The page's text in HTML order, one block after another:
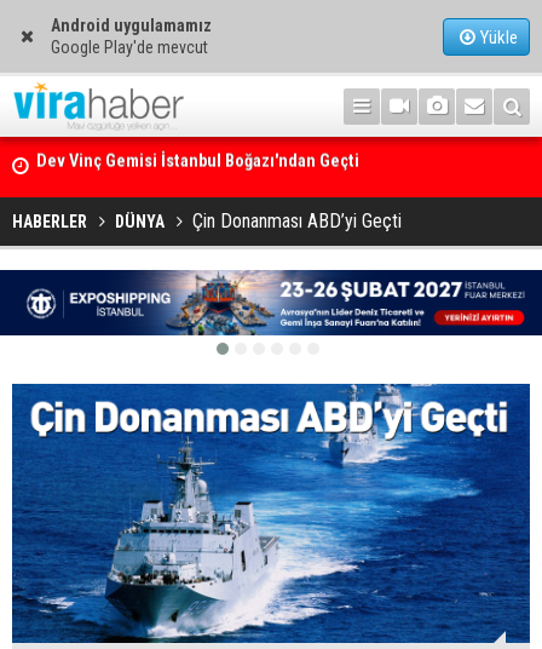
Android uygulamamız
Google Play'de mevcut
Yükle
Ege Denizi’nin En Büyük Mercan Ormanı
HABERLER DÜNYA Çin Donanması ABD’yi Geçti